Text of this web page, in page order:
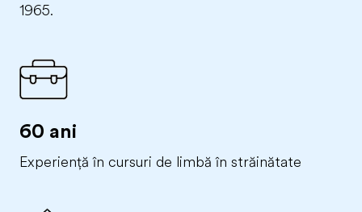
1965.
60 ani
Experiență în cursuri de limbă în străinătate